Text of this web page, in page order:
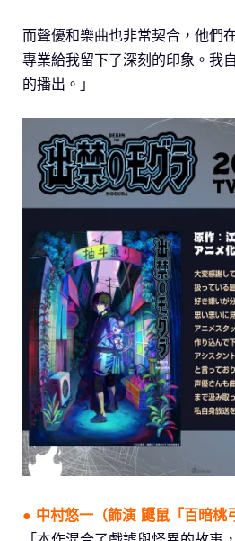
而聲優和樂曲也非常契合，他們
專業給我留下了深刻的印象。我
的播出。」
● 中村悠一（飾演 鼴鼠「百暗桃